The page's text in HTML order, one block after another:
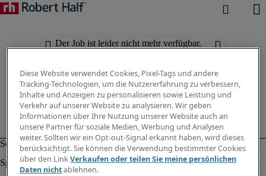
Der Job ist leider nicht mehr verfügbar.
Diese Website verwendet Cookies, Pixel-Tags und andere
Tracking-Technologien, um die Nutzererfahrung zu verbessern,
Inhalte und Anzeigen zu personalisieren sowie Leistung und
Verkehr auf unserer Website zu analysieren. Wir geben
Informationen über Ihre Nutzung unserer Website auch an
unsere Partner für soziale Medien, Werbung und Analysen
weiter. Sollten wir ein Opt-out-Signal erkannt haben, wird dieses
berücksichtigt. Sie können die Verwendung bestimmter Cookies
über den LinkVerkaufen oder teilen Sie meine persönlichen
Daten nichtablehnen.